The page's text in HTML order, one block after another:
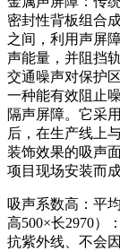
密封性背板组合
之间，利用声屏
声能量，并阻挡
交通噪声对保护
一种能有效阻止
隔声屏障。它采
后，在生产线上
装饰效果的吸声
项目现场安装而成
吸声系数高：平
高500×长2970）
抗紫外线、不会